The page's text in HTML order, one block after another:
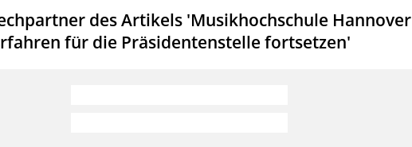
des Artikels 'Musikhochschule Hannover
für die Präsidentenstelle fortsetzen'